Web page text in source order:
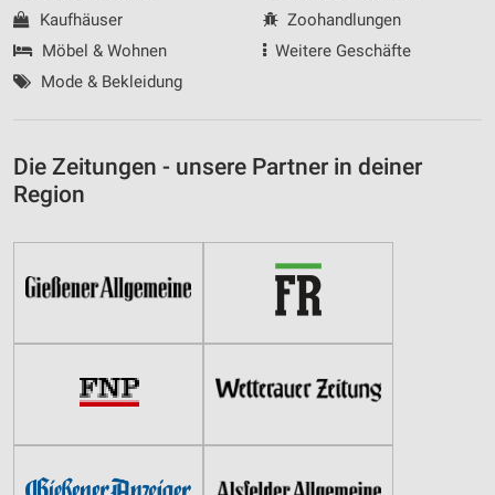
Kaufhäuser
Möbel & Wohnen
Mode & Bekleidung
Zoohandlungen
Weitere Geschäfte
Die Zeitungen - unsere Partner in deiner
Region